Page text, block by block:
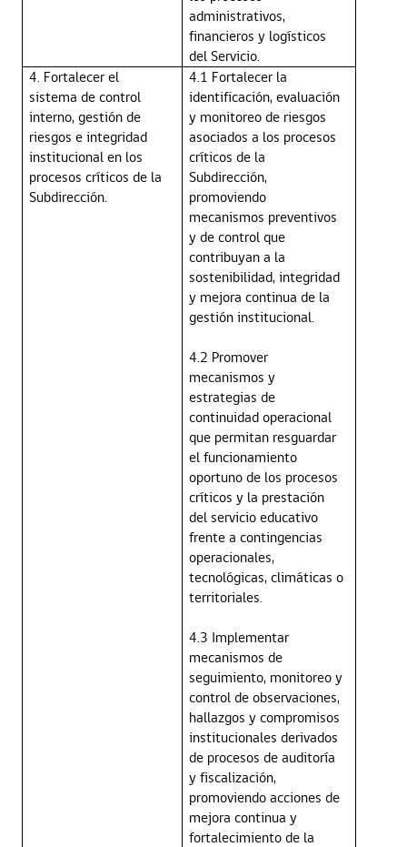
administrativos,
financieros y logísticos
del Servicio.
4. Fortalecer el
sistema de control
interno, gestión de
riesgos e integridad
institucional en los
procesos críticos de la
Subdirección.
4.1 Fortalecer la
identificación, evaluación
y monitoreo de riesgos
asociados a los procesos
críticos de la
Subdirección,
promoviendo
mecanismos preventivos
y de control que
contribuyan a la
sostenibilidad, integridad
y mejora continua de la
gestión institucional.
4.2 Promover
mecanismos y
estrategias de
continuidad operacional
que permitan resguardar
el funcionamiento
oportuno de los procesos
críticos y la prestación
del servicio educativo
frente a contingencias
operacionales,
tecnológicas, climáticas o
territoriales.
4.3 Implementar
mecanismos de
seguimiento, monitoreo y
control de observaciones,
hallazgos y compromisos
institucionales derivados
de procesos de auditoría
y fiscalización,
promoviendo acciones de
mejora continua y
fortalecimiento de la